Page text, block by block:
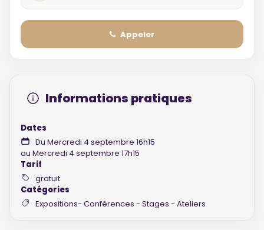
Appeler
Informations pratiques
Dates
Du Mercredi 4 septembre 16h15
au Mercredi 4 septembre 17h15
Tarif
gratuit
Catégories
Expositions- Conférences - Stages - Ateliers